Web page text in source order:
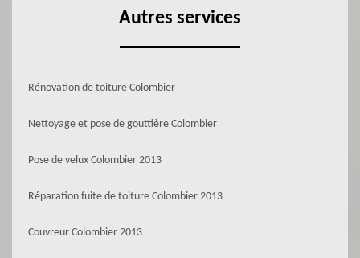
Autres services
Rénovation de toiture Colombier
Nettoyage et pose de gouttière Colombier
Pose de velux Colombier 2013
Réparation fuite de toiture Colombier 2013
Couvreur Colombier 2013